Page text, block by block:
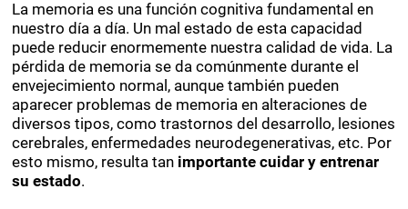
La memoria es una función cognitiva fundamental en
nuestro día a día. Un mal estado de esta capacidad
puede reducir enormemente nuestra calidad de vida. La
pérdida de memoria se da comúnmente durante el
envejecimiento normal, aunque también pueden
aparecer problemas de memoria en alteraciones de
diversos tipos, como trastornos del desarrollo, lesiones
cerebrales, enfermedades neurodegenerativas, etc. Por
esto mismo, resulta tan importante cuidar y entrenar
su estado.